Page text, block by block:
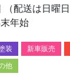
（配送は日曜
年始
装 新車販売
他